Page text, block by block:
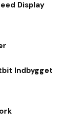
Display
Indbygget